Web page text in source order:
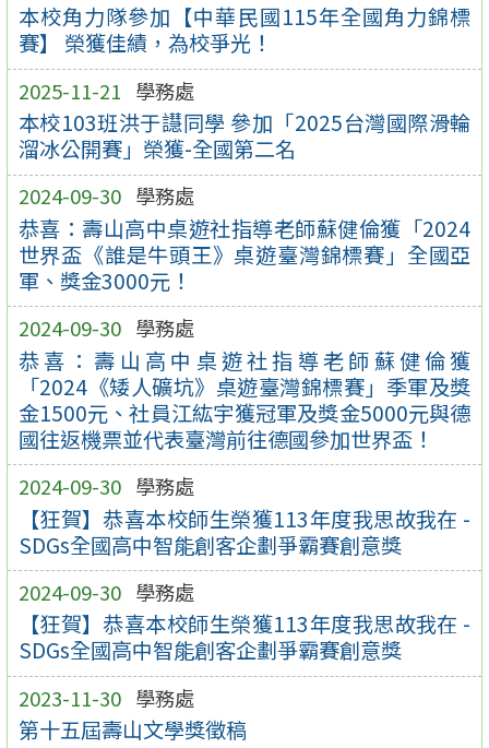
本校角力隊參加【中華民國115年全國角力錦標
賽】 榮獲佳績，為校爭光！
2025-11-21 學務處
本校103班洪于譿同學 參加「2025台灣國際滑輪
溜冰公開賽」榮獲-全國第二名
2024-09-30 學務處
恭喜：壽山高中桌遊社指導老師蘇健倫獲「2024
世界盃《誰是牛頭王》桌遊臺灣錦標賽」全國亞
軍、獎金3000元！
2024-09-30 學務處
恭喜：壽山高中桌遊社指導老師蘇健倫獲
「2024《矮人礦坑》桌遊臺灣錦標賽」季軍及獎
金1500元、社員江紘宇獲冠軍及獎金5000元與德
國往返機票並代表臺灣前往德國參加世界盃！
2024-09-30 學務處
【狂賀】恭喜本校師生榮獲113年度我思故我在 -
SDGs全國高中智能創客企劃爭霸賽創意獎
2024-09-30 學務處
【狂賀】恭喜本校師生榮獲113年度我思故我在 -
SDGs全國高中智能創客企劃爭霸賽創意獎
2023-11-30 學務處
第十五屆壽山文學獎徵稿